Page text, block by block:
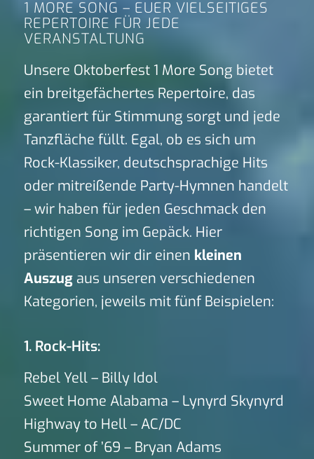
1 MORE SONG – EUER VIELSEITIGES
REPERTOIRE FÜR JEDE
VERANSTALTUNG
Unsere Oktoberfest 1 More Song bietet
ein breitgefächertes Repertoire, das
garantiert für Stimmung sorgt und jede
Tanzfläche füllt. Egal, ob es sich um
Rock-Klassiker, deutschsprachige Hits
oder mitreißende Party-Hymnen handelt
– wir haben für jeden Geschmack den
richtigen Song im Gepäck. Hier
präsentieren wir dir einen kleinen
Auszugaus unseren verschiedenen
Kategorien, jeweils mit fünf Beispielen:
1. Rock-Hits:
Rebel Yell – Billy Idol
Sweet Home Alabama – Lynyrd Skynyrd
Highway to Hell – AC/DC
Summer of ’69 – Bryan Adams